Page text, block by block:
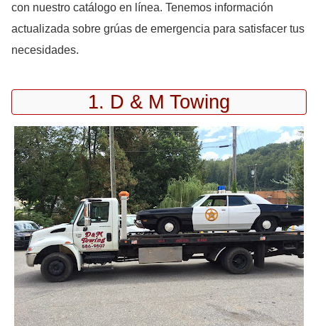
con nuestro catálogo en línea. Tenemos información
actualizada sobre grúas de emergencia para satisfacer tus
necesidades.
1. D & M Towing